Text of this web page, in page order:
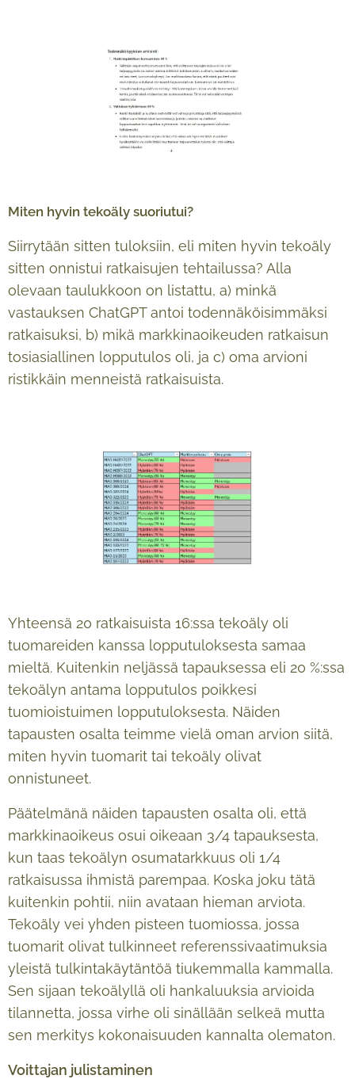
Miten hyvin tekoäly suoriutui?
Siirrytään sitten tuloksiin, eli miten hyvin tekoäly
sitten onnistui ratkaisujen tehtailussa? Alla
olevaan taulukkoon on listattu, a) minkä
vastauksen ChatGPT antoi todennäköisimmäksi
ratkaisuksi, b) mikä markkinaoikeuden ratkaisun
tosiasiallinen lopputulos oli, ja c) oma arvioni
ristikkäin menneistä ratkaisuista.
Yhteensä 20 ratkaisuista 16:ssa tekoäly oli
tuomareiden kanssa lopputuloksesta samaa
mieltä. Kuitenkin neljässä tapauksessa eli 20 %:ssa
tekoälyn antama lopputulos poikkesi
tuomioistuimen lopputuloksesta. Näiden
tapausten osalta teimme vielä oman arvion siitä,
miten hyvin tuomarit tai tekoäly olivat
onnistuneet.
Päätelmänä näiden tapausten osalta oli, että
markkinaoikeus osui oikeaan 3/4 tapauksesta,
kun taas tekoälyn osumatarkkuus oli 1/4
ratkaisussa ihmistä parempaa. Koska joku tätä
kuitenkin pohtii, niin avataan hieman arviota.
Tekoäly vei yhden pisteen tuomiossa, jossa
tuomarit olivat tulkinneet referenssivaatimuksia
yleistä tulkintakäytäntöä tiukemmalla kammalla.
Sen sijaan tekoälyllä oli hankaluuksia arvioida
tilannetta, jossa virhe oli sinällään selkeä mutta
sen merkitys kokonaisuuden kannalta olematon.
Voittajan julistaminen